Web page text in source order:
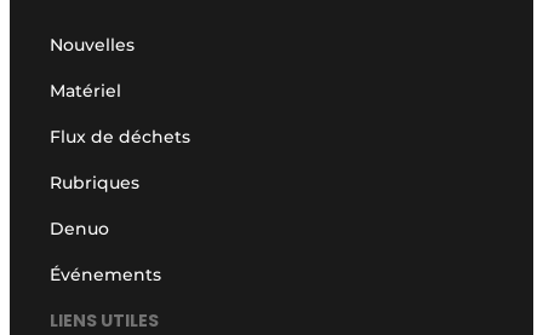
Nouvelles
Matériel
Flux de déchets
Rubriques
Denuo
Événements
LIENS UTILES